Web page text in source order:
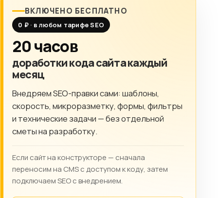
ВКЛЮЧЕНО БЕСПЛАТНО
0 ₽ · в любом тарифе SEO
20 часов
доработки кода сайта каждый
месяц
Внедряем SEO-правки сами: шаблоны,
скорость, микроразметку, формы, фильтры
и технические задачи — без отдельной
сметы на разработку.
Если сайт на конструкторе — сначала
переносим на CMS с доступом к коду, затем
подключаем SEO с внедрением.